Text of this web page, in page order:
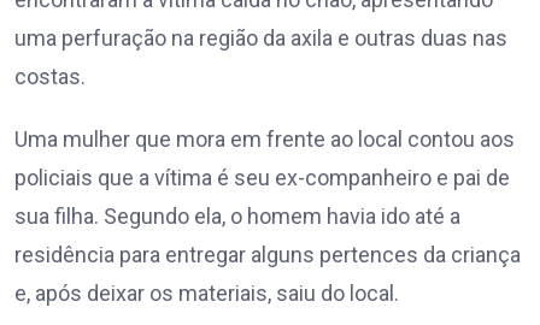
uma perfuração na região da axila e outras duas nas
costas.
Uma mulher que mora em frente ao local contou aos
policiais que a vítima é seu ex-companheiro e pai de
sua filha. Segundo ela, o homem havia ido até a
residência para entregar alguns pertences da criança
e, após deixar os materiais, saiu do local.